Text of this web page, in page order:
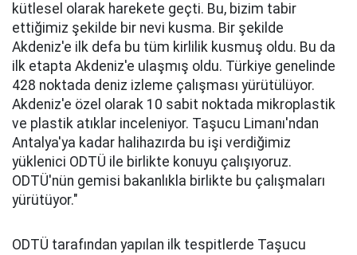
kütlesel olarak harekete geçti. Bu, bizim tabir
ettiğimiz şekilde bir nevi kusma. Bir şekilde
Akdeniz'e ilk defa bu tüm kirlilik kusmuş oldu. Bu da
ilk etapta Akdeniz'e ulaşmış oldu. Türkiye genelinde
428 noktada deniz izleme çalışması yürütülüyor.
Akdeniz'e özel olarak 10 sabit noktada mikroplastik
ve plastik atıklar inceleniyor. Taşucu Limanı'ndan
Antalya'ya kadar halihazırda bu işi verdiğimiz
yüklenici ODTÜ ile birlikte konuyu çalışıyoruz.
ODTÜ'nün gemisi bakanlıkla birlikte bu çalışmaları
yürütüyor."
ODTÜ tarafından yapılan ilk tespitlerde Taşucu